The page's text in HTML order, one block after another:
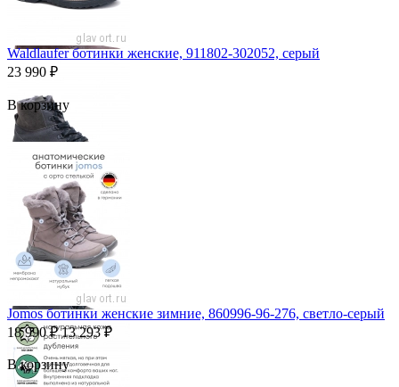
Waldlaufer ботинки женские, 911802-302052, серый
23 990 ₽
В корзину
Jomos ботинки женские зимние, 860996-96-276, светло-серый
18 990 ₽ 13 293 ₽
В корзину